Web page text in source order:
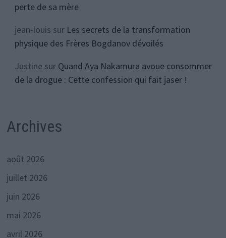
perte de sa mère
jean-louis sur Les secrets de la transformation
physique des Frères Bogdanov dévoilés
Justinesur Quand Aya Nakamura avoue consommer
de la drogue : Cette confession qui fait jaser !
Archives
août 2026
juillet 2026
juin 2026
mai 2026
avril 2026